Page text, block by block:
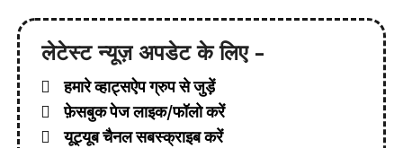
लेटेस्ट न्यूज़ अपडेट के लिए -
हमारे व्हाट्सऐप ग्रुप से जुड़ें
फ़ेसबुक पेज लाइक/फॉलो करें
यूट्यूब चैनल सबस्क्राइब करें